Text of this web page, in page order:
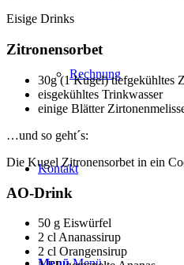
Rechnung
Kontakt
Eisige Drinks
Zitronensorbet
30g (1 Kugel) tiefgekühltes
eisgekühltes Trinkwasser
einige Blätter
…und so geht´s:
Die Kugel Zitronensorbet in ein
AO-Drink
50 g Eiswürfel
2 cl Ananassirup
2 cl Orangensirup